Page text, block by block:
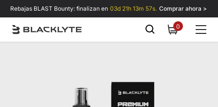
Saltar al contenido
Rebajas BLAST Bounty: finalizan en 03d 21h 13m 57s. Comprar ahora >
00